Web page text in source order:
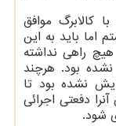
این که ما ۱۰۰ درصد با کالابرگ موافق
اما باید به این
راهی نداشته
بود. هرچند
نشده بود تا
دفعتی اجرائی
شود.